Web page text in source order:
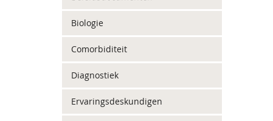
Biologie
Comorbiditeit
Diagnostiek
Ervaringsdeskundigen